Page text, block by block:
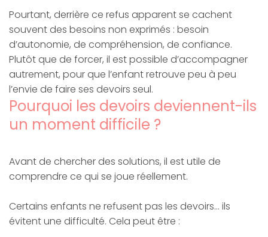
Pourtant, derrière ce refus apparent se cachent
souvent des besoins non exprimés : besoin
d’autonomie, de compréhension, de confiance.
Plutôt que de forcer, il est possible d’accompagner
autrement, pour que l’enfant retrouve peu à peu
l’envie de faire ses devoirs seul.
Pourquoi les devoirs deviennent-ils
un moment difficile ?
Avant de chercher des solutions, il est utile de
comprendre ce qui se joue réellement.
Certains enfants ne refusent pas les devoirs… ils
évitent une difficulté. Cela peut être :